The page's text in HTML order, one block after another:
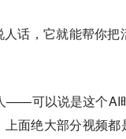
话，它就能帮你把
——可以说是这个AI
面绝大部分视频都